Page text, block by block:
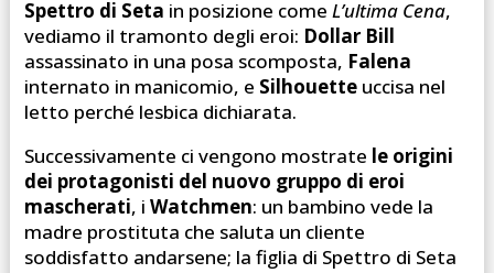
Spettro di Seta in posizione come L’ultima Cena,
vediamo il tramonto degli eroi: Dollar Bill
assassinato in una posa scomposta, Falena
internato in manicomio, e Silhouetteuccisa nel
letto perché lesbica dichiarata.
Successivamente ci vengono mostrate le origini
dei protagonisti del nuovo gruppo di eroi
mascherati, i Watchmen: un bambino vede la
madre prostituta che saluta un cliente
soddisfatto andarsene; la figlia di Spettro di Seta